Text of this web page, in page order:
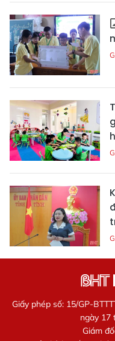
Giấy phép số: 15/GP-
ngày 17
Giám